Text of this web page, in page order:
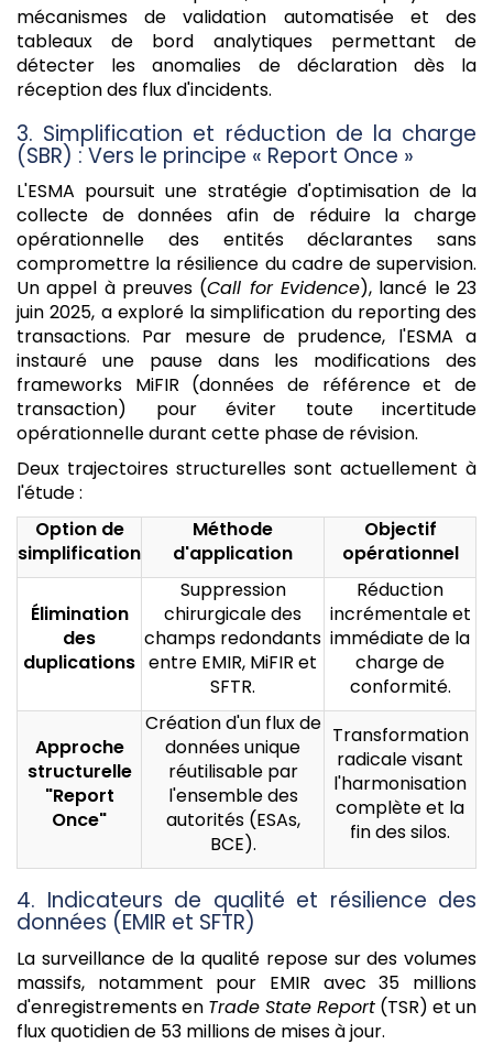
mécanismes de validation automatisée et des
tableaux de bord analytiques permettant de
détecter les anomalies de déclaration dès la
réception des flux d'incidents.
3. Simplification et réduction de la charge
(SBR) : Vers le principe « Report Once »
L'ESMA poursuit une stratégie d'optimisation de la
collecte de données afin de réduire la charge
opérationnelle des entités déclarantes sans
compromettre la résilience du cadre de supervision.
Un appel à preuves (Call for Evidence), lancé le 23
juin 2025, a exploré la simplification du reporting des
transactions. Par mesure de prudence, l'ESMA a
instauré une pause dans les modifications des
frameworks MiFIR (données de référence et de
transaction) pour éviter toute incertitude
opérationnelle durant cette phase de révision.
Deux trajectoires structurelles sont actuellement à
l'étude :
Option de
simplification
Méthode
d'application
Objectif
opérationnel
Élimination
des
duplications
Suppression
chirurgicale des
champs redondants
entre EMIR, MiFIR et
SFTR.
Réduction
incrémentale et
immédiate de la
charge de
conformité.
Approche
structurelle
"Report
Once"
Création d'un flux de
données unique
réutilisable par
l'ensemble des
autorités (ESAs,
BCE).
Transformation
radicale visant
l'harmonisation
complète et la
fin des silos.
4. Indicateurs de qualité et résilience des
données (EMIR et SFTR)
La surveillance de la qualité repose sur des volumes
massifs, notamment pour EMIR avec 35 millions
d'enregistrements en Trade State Report (TSR) et un
flux quotidien de 53 millions de mises à jour.